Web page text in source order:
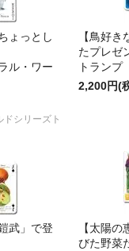
ょっとし
ル・ワー
シリーズト
【鳥好
たプレゼ
トラン
2,200円(
武」で登
【太陽
びた野菜